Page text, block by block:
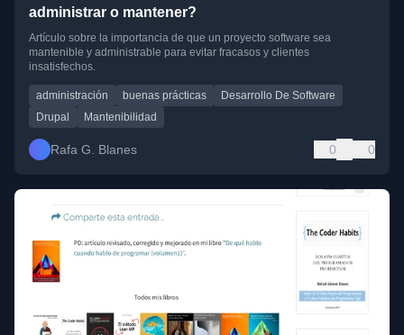
administrar o mantener?
Artículo sobre la importancia de que un proyecto software sea
mantenible y administrable para evitar fracasos y clientes
insatisfechos.
administración buenas prácticas
Desarrollo De Software
Drupal
Mantenibilidad
Rafa G. Blanes 0 0